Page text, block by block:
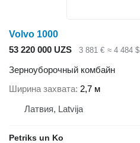
Volvo 1000
53 220 000 UZS
3 881 € ≈ 4 484 $
Зерноуборочный комбайн
Ширина захвата 2,7 м
Латвия, Latvija
Petriks un Ko